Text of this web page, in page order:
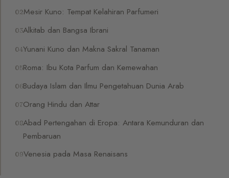
Mesir Kuno: Tempat Kelahiran Parfumeri
Alkitab dan Bangsa Ibrani
Yunani Kuno dan Makna Sakral Tanaman
Roma: Ibu Kota Parfum dan Kemewahan
Budaya Islam dan Ilmu Pengetahuan Dunia Arab
Orang Hindu dan Attar
Abad Pertengahan di Eropa: Antara Kemunduran dan
Pembaruan
Venesia pada Masa Renaisans